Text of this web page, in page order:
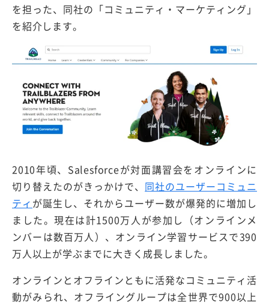
を担った、同社の「コミュニティ・マーケティング」
を紹介します。
2010年頃、Salesforceが対面講習会をオンラインに
切り替えたのがきっかけで、 同社のユーザーコミュニ
ティ が誕生し、それからユーザー数が爆発的に増加し
ました。現在は計1500万人が参加し（オンラインメ
ンバーは数百万人）、オンライン学習サービスで390
万人以上が学ぶまでに大きく成長しました。
オンラインとオフラインともに活発なコミュニティ活
動がみられ、オフライングループは全世界で900以上